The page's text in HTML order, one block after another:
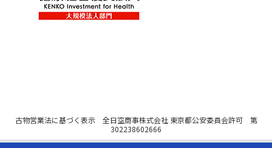
古物営業法に基づく表示 全日空商事株式会社 東京都公安委員会許可 第
302238602666